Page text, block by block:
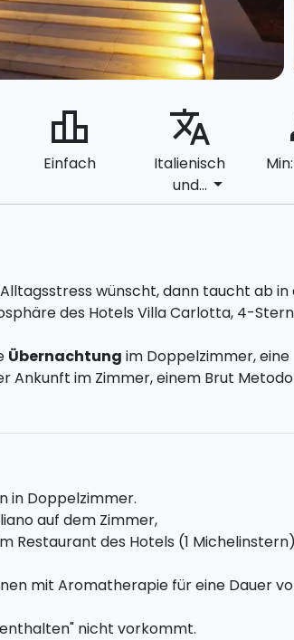
leaderboard
Einfach
translate
Italienisch
und... arrow_drop_down
wünscht, dann taucht ab in
des Hotels Villa Carlotta, 4-
Übernachtung im Doppelzimmer, eine
Ankunft im Zimmer, einem Brut
des Hotels, das sich mit
um die die gastronomische Tradition
zubereitet vom Chef Claudio Ruta,
Am nächsten Morgen erwartet euch
lokalen Produkten.
könnt ihr auch den Pool des
Wohlbefinden und dem guten
in Doppelzimmer.
auf dem Zimmer,
Restaurant des Hotels (1
mit Aromatherapie für eine Dauer
nicht vorkommt.